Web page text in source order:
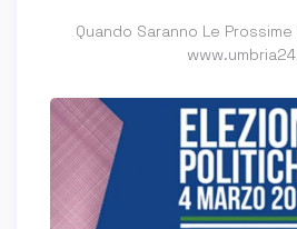
Quando Saranno Le